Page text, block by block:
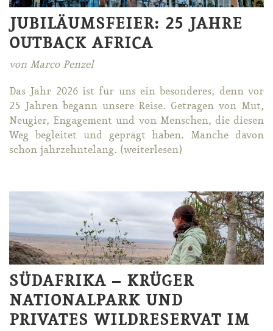
JUBILÄUMSFEIER: 25 JAHRE
OUTBACK AFRICA
von Marco Penzel
Das Jahr 2026 ist für uns ein be­son­de­res, denn vor
25 Jah­ren be­gann un­se­re Rei­se. Ge­tra­gen von Mut,
Neu­gier, En­ga­ge­ment und von Men­schen, die die­sen
Weg be­glei­tet und ge­prägt ha­ben. Man­che da­von
schon jahr­zehn­te­lang. (wei­ter­le­sen)
SÜDAFRIKA – KRÜGER
NATIONALPARK UND
PRIVATES WILDRESERVAT IM